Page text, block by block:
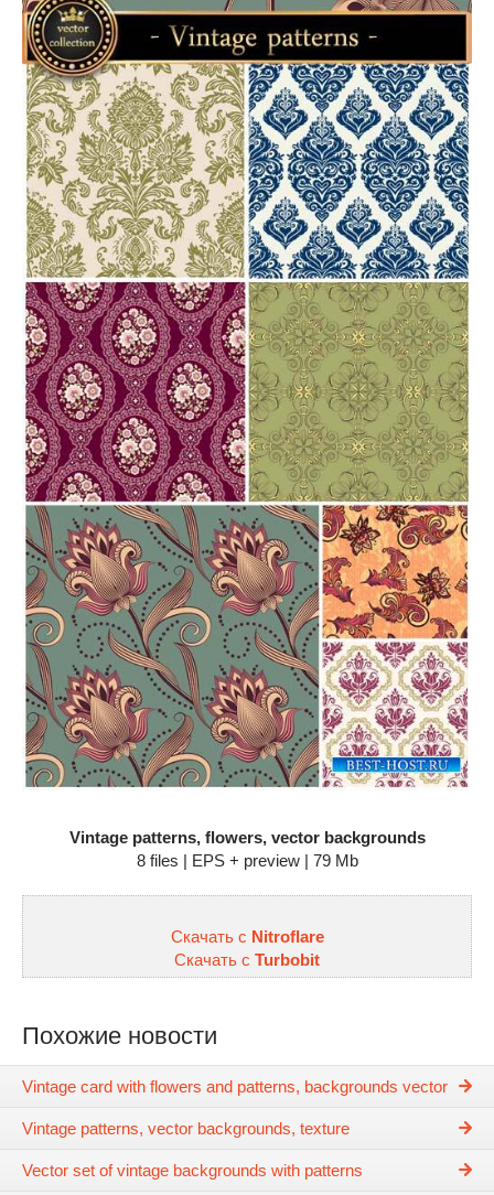
Vintage patterns, flowers, vector backgrounds
8 files | EPS + preview | 79 Mb
Скачать с Nitroflare
Скачать с Turbobit
Похожие новости
Vintage card with flowers and patterns, backgrounds vector
Vintage patterns, vector backgrounds, texture
Vector set of vintage backgrounds with patterns